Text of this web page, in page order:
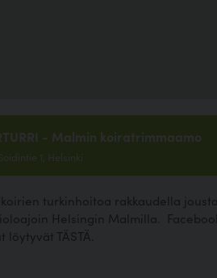
- Malmin koiratrimmaamo
1, Helsinki
turkinhoitoa rakkaudella
Helsingin Malmilla.
löytyvät TÄSTÄ.